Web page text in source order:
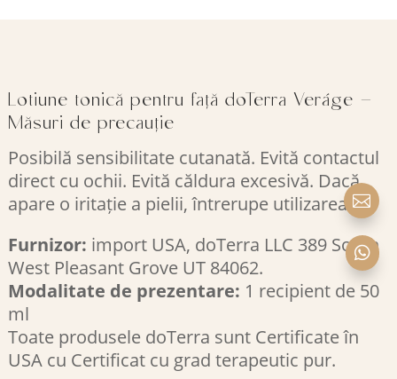
Lotiune tonică pentru față doTerra Veráge –
Măsuri de precauție
Posibilă sensibilitate cutanată. Evită contactul
direct cu ochii. Evită căldura excesivă. Dacă
apare o iritație a pielii, întrerupe utilizarea.
Furnizor: import USA, doTerra LLC 389 South
West Pleasant Grove UT 84062.
Modalitate de prezentare: 1 recipient de 50
ml
Toate produsele doTerra sunt Certificate în
USA cu Certificat cu grad terapeutic pur.

